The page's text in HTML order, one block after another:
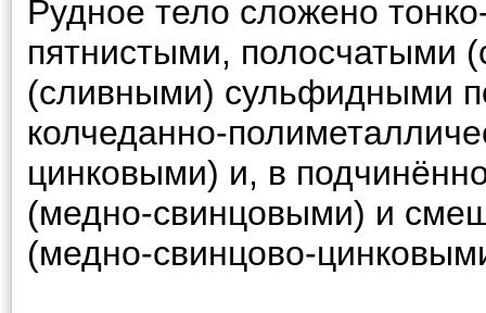
Рудное тело сложено
пятнистыми, полосчатыми
(сливными) сульфидными
колчеданно-
цинковыми) и, в
(медно-свинцовыми) и
(медно-свинцово-